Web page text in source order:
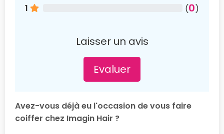
1
(0)
Laisser un avis
Evaluer
Avez-vous déjà eu l'occasion de vous faire
coiffer chez Imagin Hair ?